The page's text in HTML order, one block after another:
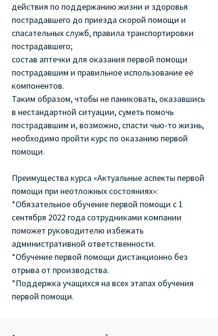
действия по поддержанию жизни и здоровья
пострадавшего до приезда скорой помощи и
спасательных служб, правила транспортировки
пострадавшего;
состав аптечки для оказания первой помощи
пострадавшим и правильное использование её
компонентов.
Таким образом, чтобы не паниковать, оказавшись
в нестандартной ситуации, суметь помочь
пострадавшим и, возможно, спасти чью-то жизнь,
необходимо пройти курс по оказанию первой
помощи.
Преимущества курса «Актуальные аспекты первой
помощи при неотложных состояниях»:
*Обязательное обучение первой помощи с 1
сентября 2022 года сотрудниками компании
поможет руководителю избежать
административной ответственности.
*Обучение первой помощи дистанционно без
отрыва от производства.
*Поддержка учащихся на всех этапах обучения
первой помощи.